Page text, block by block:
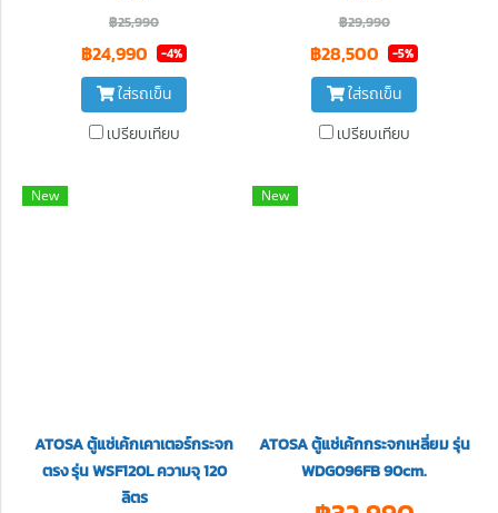
฿25,990
฿24,990 -4%
ใส่รถเข็น
เปรียบเทียบ
฿29,990
฿28,500 -5%
ใส่รถเข็น
เปรียบเทียบ
New
ATOSA ตู้แช่เค้กเคาเตอร์กระจก
ตรง รุ่น WSF120L ความจุ 120
ลิตร
New
ATOSA ตู้แช่เค้กกระจกเหลี่ยม รุ่น
WDG096FB 90cm.